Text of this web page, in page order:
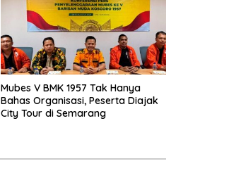
Mubes V BMK 1957 Tak Hanya
Bahas Organisasi, Peserta Diajak
City Tour di Semarang